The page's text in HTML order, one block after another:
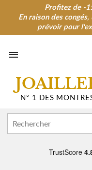
Profitez de -
En raison des
prévoir pour
Profitez de -
En raison des congés,
prévoir pour

N° 1 DES